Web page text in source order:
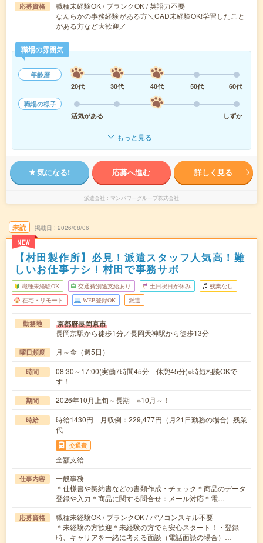
応募資格
職種未経験OK / ブランクOK / 英語力不要
なんらかの事務経験がある方＼CAD未経験OK!学習したこと
がある方など大歓迎／
職場の雰囲気
年齢層
20代
30代 40代 50代
60代
職場の様子
活気がある
しずか
もっと見る
気になる! 応募へ進む 詳しく見る
派遣会社 マンパワーグループ株式会社
未読
NEW
掲載日 2026/08/06
【村田製作所】必見！派遣スタッフ人気高！難
しいお仕事ナシ！村田で事務サポ
職種未経験OK 交通費別途支給あり 土日祝日が休み 残業なし
在宅・リモート WEB登録OK 派遣
勤務地 京都府長岡京市
長岡京駅から徒歩1分／長岡天神駅から徒歩13分
曜日頻度 月～金（週5日）
時間
08:30～17:00(実働7時間45分 休憩45分)※時短相談OKで
す！
期間 2026年10月上旬～長期 ※10月～！
時給
時給1430円 月収例：229,477円（月21日勤務の場合)+残業
代
交通費
全額支給
仕事内容
一般事務
＊仕様書や契約書などの書類作成・チェック＊商品のデータ
登録や入力＊商品に関する問合せ：メール対応＊電…
応募資格
職種未経験OK / ブランクOK / パソコンスキル不要
＊未経験の方歓迎＊未経験の方でも安心スタート！・登録
時、キャリアを一緒に考える面談（電話面談の場合）…